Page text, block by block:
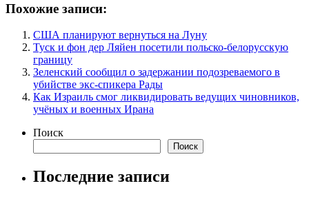
Похожие записи:
США планируют вернуться на Луну
Туск и фон дер Ляйен посетили польско-белорусскую
границу
Зеленский сообщил о задержании подозреваемого в
убийстве экс-спикера Рады
Как Израиль смог ликвидировать ведущих чиновников,
учёных и военных Ирана
Поиск
Поиск
Последние записи